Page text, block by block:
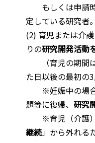
もしくは申請時
定している研究者。
(2) 育児または介
りの研究開発活動
（育児の期間は
た日以後の最初の
※妊娠中の場合
題等に復帰、 研究
※育児（介護）
継続」から外れる